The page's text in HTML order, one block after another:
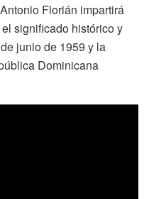
Florián impartirá
significado histórico y
junio de 1959 y la
Dominicana